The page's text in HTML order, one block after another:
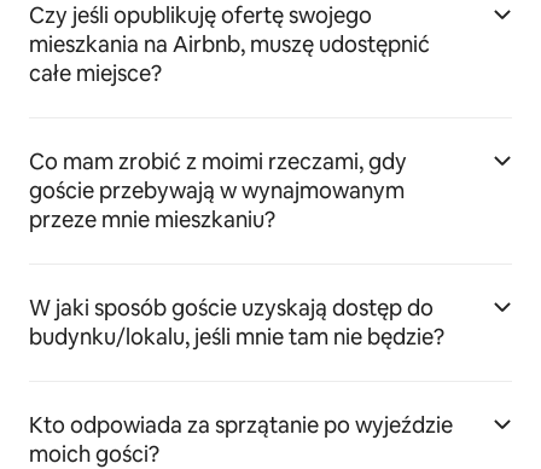
Czy jeśli opublikuję ofertę swojego
mieszkania na Airbnb, muszę udostępnić
całe miejsce?
Co mam zrobić z moimi rzeczami, gdy
goście przebywają w wynajmowanym
przeze mnie mieszkaniu?
W jaki sposób goście uzyskają dostęp do
budynku/lokalu, jeśli mnie tam nie będzie?
Kto odpowiada za sprzątanie po wyjeździe
moich gości?